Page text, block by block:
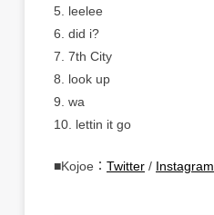
5. leelee
6. did i?
7. 7th City
8. look up
9. wa
10. lettin it go
■Kojoe： Twitter / Instagram